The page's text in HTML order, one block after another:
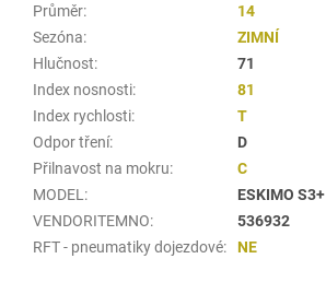
Průměr:
14
Sezóna:
ZIMNÍ
Hlučnost:
71
Index nosnosti:
81
Index rychlosti:
T
Odpor tření:
D
Přilnavost na mokru:
C
MODEL :
ESKIMO S3+
VENDORITEMNO:
536932
RFT - pneumatiky dojezdové: NE